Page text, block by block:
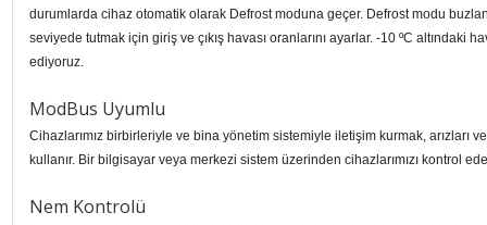
durumlarda cihaz otomatik olarak Defrost moduna geçer. Defrost modu
seviyede tutmak için giriş ve çıkış havası oranlarını ayarlar. -10 ºC altındaki
ediyoruz.
ModBus Uyumlu
Cihazlarımız birbirleriyle ve bina yönetim sistemiyle iletişim kurmak, arızları
kullanır. Bir bilgisayar veya merkezi sistem üzerinden cihazlarımızı kontrol
Nem Kontrolü